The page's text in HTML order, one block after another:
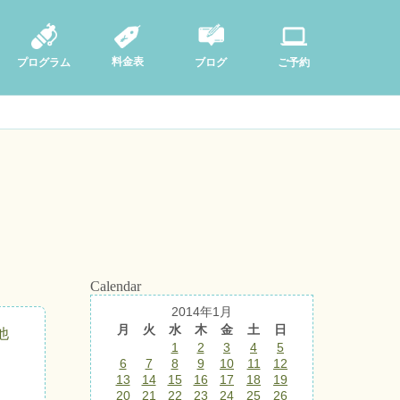
プログラム 料金表 ブログ ご予約
Calendar
2014年1月
月
火 水 木 金 土
日
1
2 3 4
5
6
7 8 9 10 11
12
13
14 15 16 17 18
19
20
21 22 23 24 25 26